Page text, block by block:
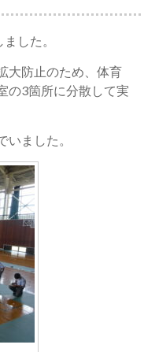
した。
大防止のため、体育
の3箇所に分散して実
ました。